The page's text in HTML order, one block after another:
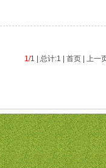
1/1 | 总计:1 | 首页 | 上一